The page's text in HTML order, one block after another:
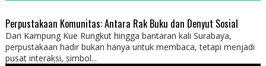
Perpustakaan Komunitas: Antara Rak Buku dan Denyut Sosial
Dari Kampung Kue Rungkut hingga bantaran kali Surabaya,
perpustakaan hadir bukan hanya untuk membaca, tetapi menjadi
pusat interaksi, simbol...